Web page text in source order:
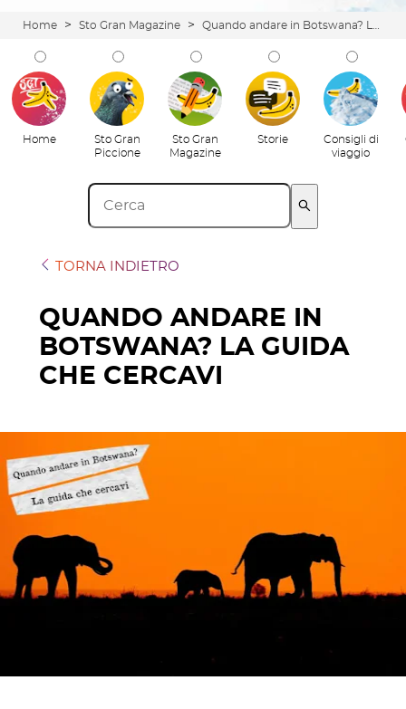
Home > Sto Gran Magazine >
Home
Sto Gran
Piccione
Sto Gran
Magazine
Storie
Consigli di
viaggio
TORNA INDIETRO
QUANDO ANDARE IN
BOTSWANA? LA GUIDA
CHE CERCAVI